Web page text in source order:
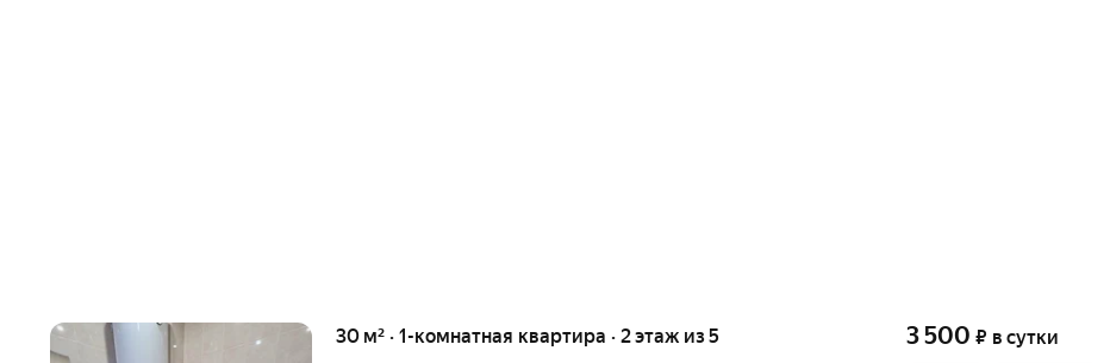
30 м² · 1-комнатная квартира · 2 этаж из 5 3 500 ₽ в сутки